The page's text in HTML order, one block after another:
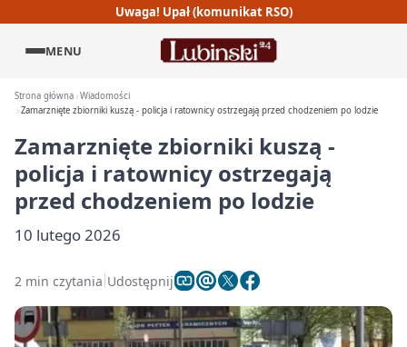
Uwaga! Upał (komunikat RSO)
MENU
Strona główna Wiadomości
Zamarznięte zbiorniki kuszą - policja i ratownicy ostrzegają przed chodzeniem po lodzie
Zamarznięte zbiorniki kuszą -
policja i ratownicy ostrzegają
przed chodzeniem po lodzie
10 lutego 2026
2 min czytania Udostępnij